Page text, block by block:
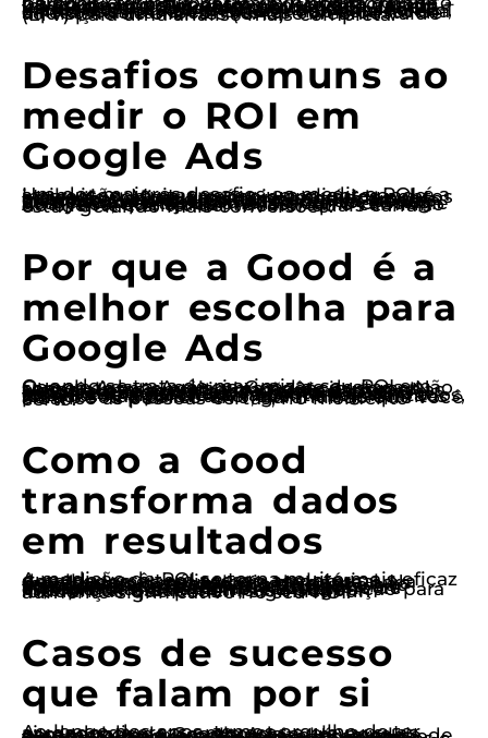
Calcular o ROI não é tão complicado quanto parece. A fórmula básica é: (Receita gerada – Custo do investimento) / Custo do investimento. Por exemplo, se você gastou R$ 1.000 em anúncios e gerou R$ 5.000 em vendas, seu ROI seria (5.000 – 1.000) / 1.000 = 4, ou 400%. Isso significa que para cada R$ 1 investido, você obteve R$ 4 de volta. Porém, é imprescindível considerar não só a receita direta, mas também fatores como custo de aquisição de clientes (CAC) e lifetime value (LTV) para uma análise mais completa.
Desafios comuns ao
medir o ROI em
Google Ads
Um dos maiores desafios ao medir o ROI é a atribuição. Muitas vezes, um cliente pode interagir com seu anúncio em vários pontos antes de realizar a compra. Isso pode complicar saber qual campanha realmente trouxe o cliente. Além disso, outros fatores, como sazonalidade e concorrência, podem influenciar os resultados. Portanto, é vital usar ferramentas de análise, como o Google Analytics, que ajudam a rastrear o caminho do cliente e entender melhor quais canais estão gerando mais conversões.
Por que a Good é a
melhor escolha para
Google Ads
Quando se trata de maximizar seu ROI em Google Ads, a Agência Good se destaca. Não somos apenas mais uma agência; somos especialistas em otimização de campanhas. Nossa abordagem baseada em dados permite que você saiba exatamente onde cada centavo está sendo gasto e qual retorno está gerando. Trabalhamos com a criação de anúncios altamente segmentados, focados nas palavras-chave mais relevantes para o seu público-alvo, garantindo que você alcance as pessoas certas, no momento certo.
Como a Good
transforma dados
em resultados
A medição de ROI se torna muito mais eficaz quando você tem acesso a relatórios detalhados e análises em tempo real. Na Good, usamos tecnologia de ponta para monitorar o desempenho de suas campanhas. Isso significa que você não apenas recebe dados, mas insights acionáveis que podem ser usados para ajustar suas estratégias. Nosso time de especialistas está sempre à disposição para interpretar essas métricas e sugerir mudanças que podem significar um aumento significativo no seu ROI.
Casos de sucesso
que falam por si